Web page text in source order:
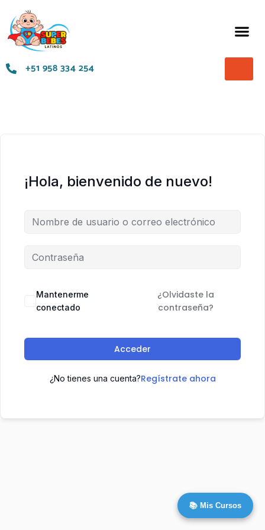
+51 958 334 254
¡Hola, bienvenido de nuevo!
Mantenerme
conectado
¿Olvidaste la
contraseña?
Acceder
¿No tienes una cuenta?Regístrate ahora
📚 Mis Cursos